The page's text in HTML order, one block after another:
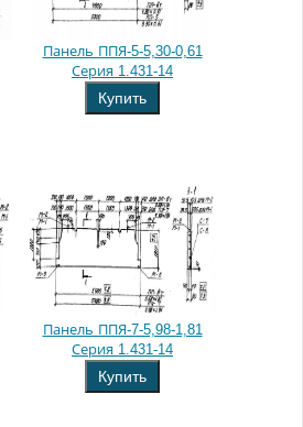
Панель ППЯ-5-5,30-0,61
Серия 1.431-14
Купить
Панель ППЯ-7-5,98-1,81
Серия 1.431-14
Купить